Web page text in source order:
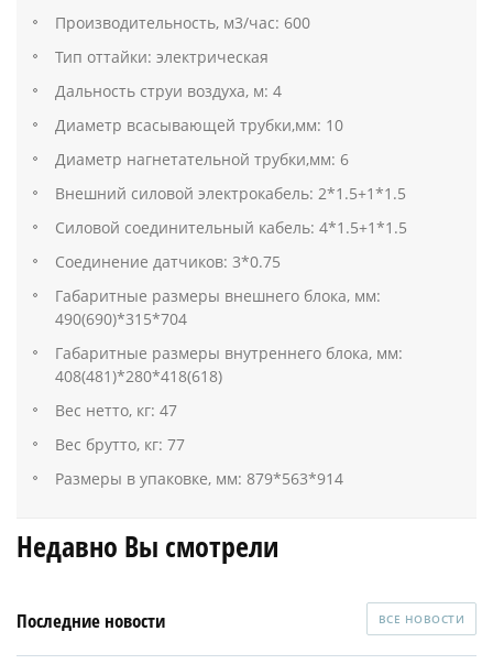
Производительность, м3/час: 600
Тип оттайки: электрическая
Дальность струи воздуха, м: 4
Диаметр всасывающей трубки,мм: 10
Диаметр нагнетательной трубки,мм: 6
Внешний силовой электрокабель: 2*1.5+1*1.5
Силовой соединительный кабель: 4*1.5+1*1.5
Соединение датчиков: 3*0.75
Габаритные размеры внешнего блока, мм:
490(690)*315*704
Габаритные размеры внутреннего блока, мм:
408(481)*280*418(618)
Вес нетто, кг: 47
Вес брутто, кг: 77
Размеры в упаковке, мм: 879*563*914
Недавно Вы смотрели
Последние новости ВСЕ НОВОСТИ